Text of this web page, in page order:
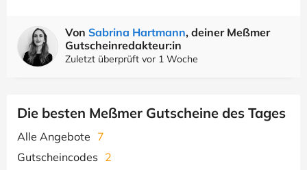
Von Sabrina Hartmann, deiner Meßmer
Gutscheinredakteur:in
Zuletzt überprüft vor 1 Woche
Die besten Meßmer Gutscheine des Tages
Alle Angebote 7
Gutscheincodes 2